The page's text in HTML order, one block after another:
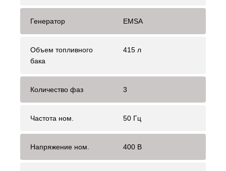
Генератор EMSA
Объем топливного
бака
415 л
Количество фаз 3
Частота ном. 50 Гц
Напряжение ном. 400 В